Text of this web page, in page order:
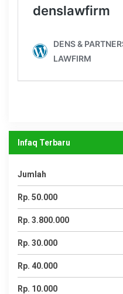
Infaq Terbaru
Jumlah
Rp. 50.000
Rp. 3.800.000
Rp. 30.000
Rp. 40.000
Rp. 10.000